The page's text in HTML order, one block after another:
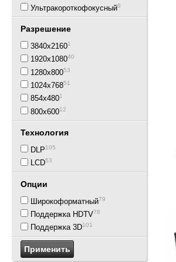
Ультракороткофокусный6
Разрешение
3840x21601
1920x108040
1280x80053
1024x76851
854x4801
800x60012
Технология
DLP105
LCD53
Опции
Широкоформатный79
Поддержка HDTV78
Поддержка 3D101